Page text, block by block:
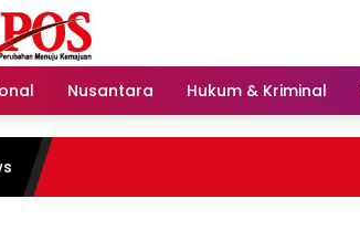
Nusantara Hukum & Kriminal